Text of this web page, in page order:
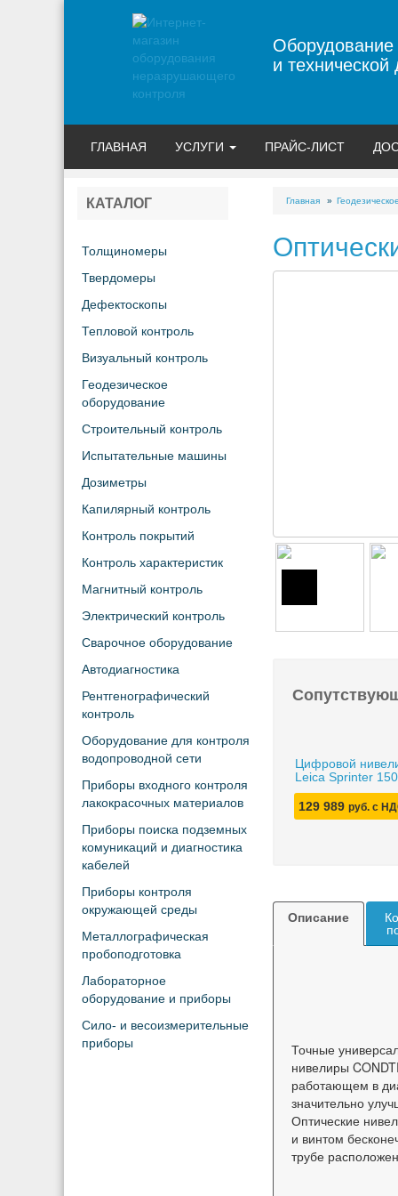
и технической
ГЛАВНАЯ УСЛУГИ ПРАЙС-ЛИСТ
КАТАЛОГ
Толщиномеры
Твердомеры
Дефектоскопы
Тепловой контроль
Визуальный контроль
Геодезическое
оборудование
Строительный контроль
Испытательные машины
Дозиметры
Капилярный контроль
Контроль покрытий
Контроль характеристик
Магнитный контроль
Электрический контроль
Сварочное оборудование
Автодиагностика
Рентгенографический
контроль
Оборудование для контроля
водопроводной сети
Приборы входного контроля
лакокрасочных материалов
Приборы поиска подземных
комуникаций и диагностика
кабелей
Приборы контроля
окружающей среды
Металлографическая
пробоподготовка
Лабораторное
оборудование и приборы
Сило- и весоизмерительные
приборы
Главная
Цифровой
Leica Sprinter
129 989 руб. с
Описание
Точные
нивелиры
работающем в
значительно
Оптические
и винтом
трубе